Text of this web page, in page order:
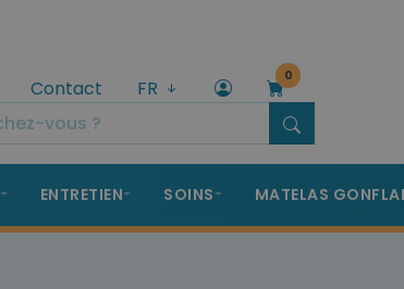
Contact FR
0
ENTRETIEN SOINS MATELAS